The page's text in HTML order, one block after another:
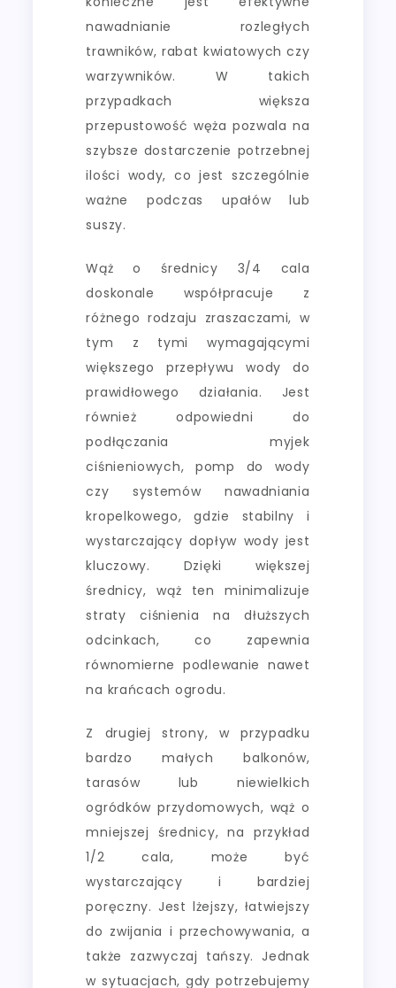
nawadnianie rozległych
trawników, rabat kwiatowych czy
warzywników. W takich
przypadkach większa
przepustowość węża pozwala na
szybsze dostarczenie potrzebnej
ilości wody, co jest szczególnie
ważne podczas upałów lub
suszy.
Wąż o średnicy 3/4 cala
doskonale współpracuje z
różnego rodzaju zraszaczami, w
tym z tymi wymagającymi
większego przepływu wody do
prawidłowego działania. Jest
również odpowiedni do
podłączania myjek
ciśnieniowych, pomp do wody
czy systemów nawadniania
kropelkowego, gdzie stabilny i
wystarczający dopływ wody jest
kluczowy. Dzięki większej
średnicy, wąż ten minimalizuje
straty ciśnienia na dłuższych
odcinkach, co zapewnia
równomierne podlewanie nawet
na krańcach ogrodu.
Z drugiej strony, w przypadku
bardzo małych balkonów,
tarasów lub niewielkich
ogródków przydomowych, wąż o
mniejszej średnicy, na przykład
1/2 cala, może być
wystarczający i bardziej
poręczny. Jest lżejszy, łatwiejszy
do zwijania i przechowywania, a
także zazwyczaj tańszy. Jednak
w sytuacjach, gdy potrzebujemy